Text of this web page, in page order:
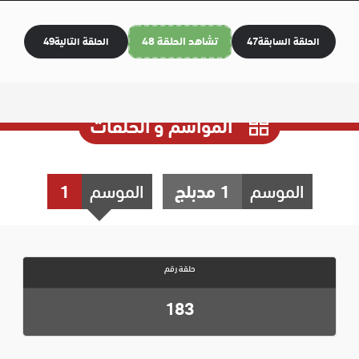
الحلقة السابقة47 تشاهد الحلقة 48 الحلقة التالية49
المواسم و الحلقات
الموسم 1 مدبلج الموسم 1
حلقة رقم
183